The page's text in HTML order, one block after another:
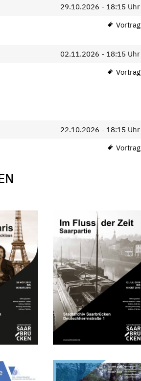
29.10.2026 - 18:15 Uhr
Vortrag
02.11.2026 - 18:15 Uhr
Vortrag
22.10.2026 - 18:15 Uhr
Vortrag